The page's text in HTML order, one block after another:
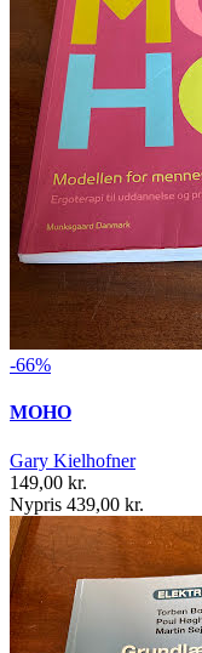
-66%
MOHO
Gary Kielhofner
149,00 kr.
Nypris 439,00 kr.